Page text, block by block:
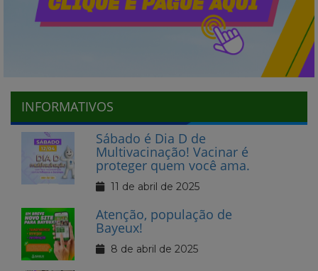
INFORMATIVOS
Sábado é Dia D de
Multivacinação! Vacinar é
proteger quem você ama.
11 de abril de 2025
Atenção, população de
Bayeux!
8 de abril de 2025